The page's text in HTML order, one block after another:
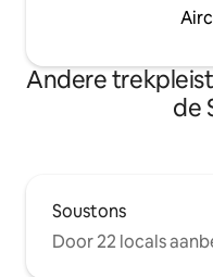
Andere
de
Soustons
Door 22 locals